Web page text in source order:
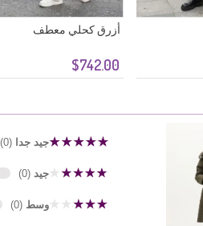
$742.00
أزرق كحلي معطف
جيد جدا (0)
جيد (0)
وسط (0)